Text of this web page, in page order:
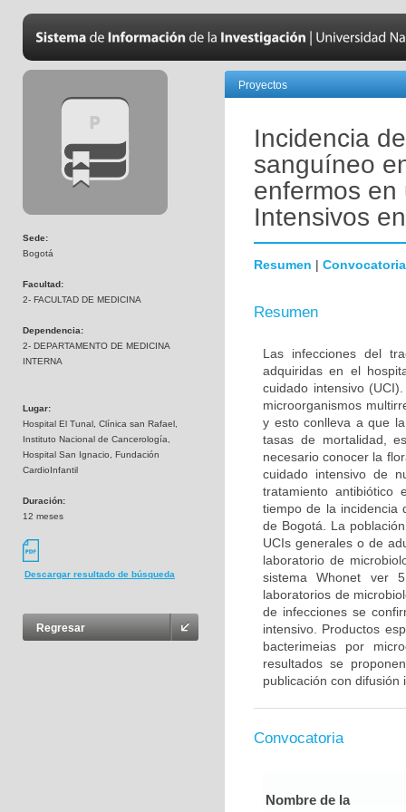
Sede:
Bogotá
Facultad:
2- FACULTAD DE MEDICINA
Dependencia:
2- DEPARTAMENTO DE MEDICINA
INTERNA
Lugar:
Hospital El Tunal, Clínica san Rafael,
Instituto Nacional de Cancerología,
Hospital San Ignacio, Fundación
CardioInfantil
Duración:
12 meses
Descargar resultado de búsqueda
Regresar
Proyectos
Incidencia
sanguíneo
enfermos
Intensivos
Resumen | Convocatoria
Resumen
Las infecciones del
adquiridas en el
cuidado intensivo
microorganismos
y esto conlleva a que
tasas de mortalidad,
necesario conocer la
cuidado intensivo de
tratamiento antibiótico
tiempo de la incidencia
de Bogotá. La
UCIs generales o de
laboratorio de
sistema Whonet ver
laboratorios de
de infecciones se
intensivo. Productos
bacterimeias por
resultados se
publicación con
Convocatoria
Nombre de la